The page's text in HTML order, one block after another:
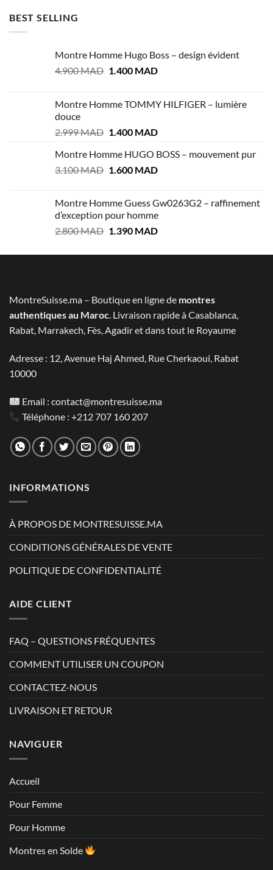
BEST SELLING
Montre Homme Hugo Boss – design évident
4.900MAD Le
était :
1.400 MADLe
est :
Montre Homme TOMMY HILFIGER – lumière
douce
2.999MAD Le
initial
était :
1.400 MADLe
actuel
est :
Montre Homme HUGO BOSS – mouvement pur
3.100MAD Le
était :
3.100 MAD.
1.600 MADLe
est :
1.600 MAD.
Montre Homme Guess Gw0263G2 – raffinement
d’exception pour homme
2.800MAD Le
initial
1.390 MADLe
actuel
MontreSuisse.ma – Boutique en ligne de montres
authentiques au Maroc. Livraison rapide à Casablanca,
Rabat, Marrakech, Fès, Agadir et dans tout le Royaume
Adresse : 12, Avenue Haj Ahmed, Rue Cherkaoui, Rabat
10000
Email :contact@montresuisse.ma
Téléphone :+212 707 160 207
INFORMATIONS
À PROPOS DE MONTRESUISSE.MA
CONDITIONS GÉNÉRALES DE VENTE
POLITIQUE DE CONFIDENTIALITÉ
AIDE CLIENT
FAQ – QUESTIONS FRÉQUENTES
COMMENT UTILISER UN COUPON
CONTACTEZ-NOUS
LIVRAISON ET RETOUR
NAVIGUER
Accueil
Pour Femme
Pour Homme
Montres en Solde